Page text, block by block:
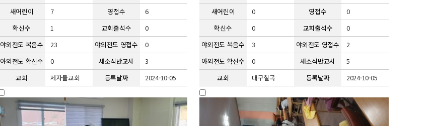
새어린이
7 영접수
6
확신수
1 교회출석수
0
야외전도 복음수
23 야외전도 영접수
0
야외전도 확신수
0 새소식반교사
3
교회
제자들교회 등록날짜 2024-10-05
새어린이
0 영접수
0
확신수
0 교회출석수
0
야외전도 복음수
3 야외전도 영접수
2
야외전도 확신수
0 새소식반교사
5
교회
대구칠곡 등록날짜 2024-10-05